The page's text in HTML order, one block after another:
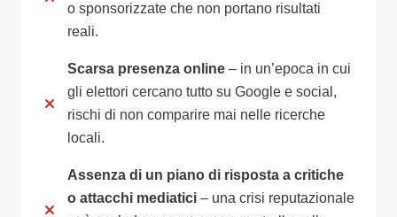
o sponsorizzate che non portano risultati
reali.
Scarsa presenza online – in un’epoca in cui
gli elettori cercano tutto su Google e social,
rischi di non comparire mai nelle ricerche
locali.
Assenza di un piano di risposta a critiche
o attacchi mediatici – una crisi reputazionale